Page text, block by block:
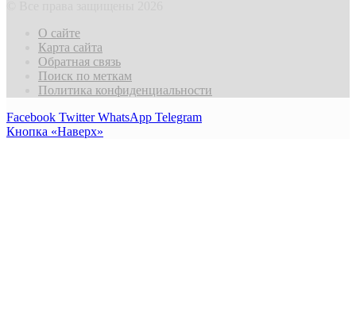
О сайте
Карта сайта
Обратная связь
Поиск по меткам
Политика конфиденциальности
Facebook Twitter WhatsApp Telegram
Кнопка «Наверх»